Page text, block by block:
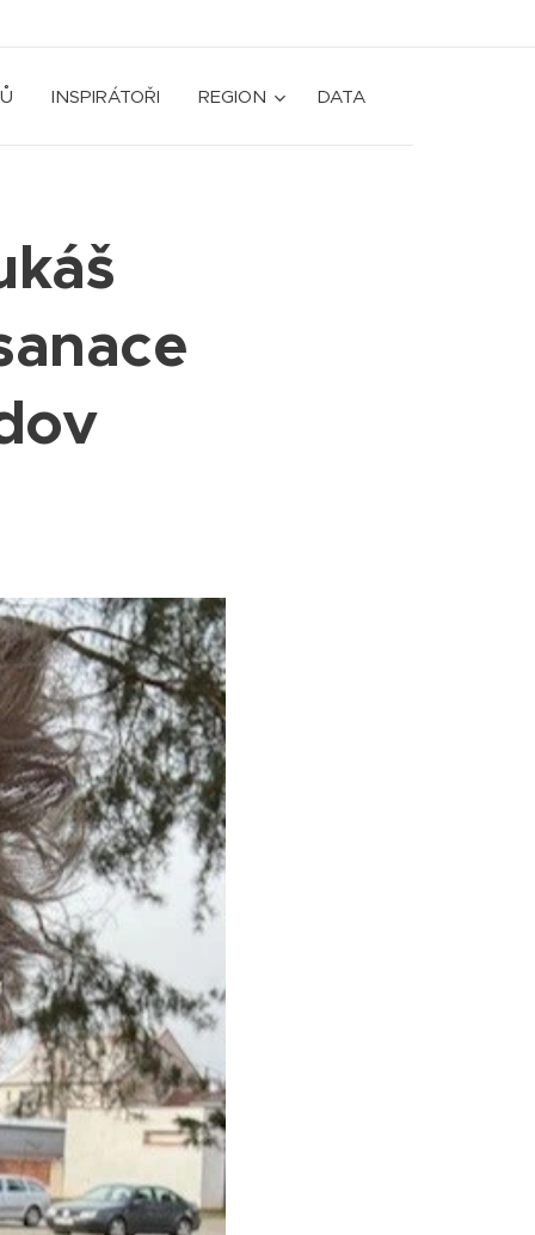
INSPIRÁTOŘI REGION DATA